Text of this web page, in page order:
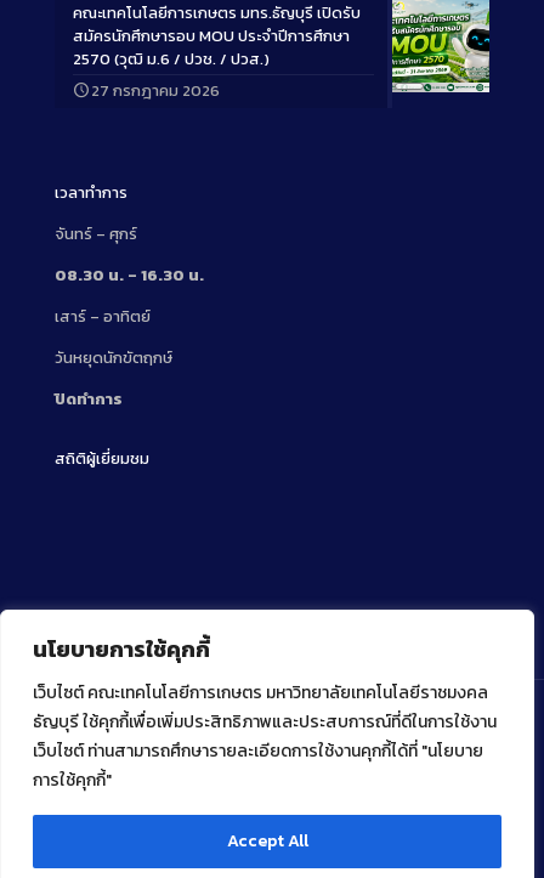
นโยบายการใช้คุกกี้
เว็บไซต์ คณะเทคโนโลยีการเกษตร มหาวิทยาลัยเทคโนโลยีราชมงคล
ธัญบุรี ใช้คุกกี้เพื่อเพิ่มประสิทธิภาพและประสบการณ์ที่ดีในการใช้งาน
เว็บไซต์ ท่านสามารถศึกษารายละเอียดการใช้งานคุกกี้ได้ที่ "นโยบาย
การใช้คุกกี้"
Accept All
Long
คณะเทคโนโลยีการเกษตร มทร.ธัญบุรี เปิดรับ
สมัครนักศึกษารอบ MOU ประจำปีการศึกษา
2570 (วุฒิ ม.6 / ปวช. / ปวส.)
27 กรกฎาคม 2026
เวลาทำการ
จันทร์ – ศุกร์
08.30 น. – 16.30 น.
เสาร์ – อาทิตย์
วันหยุดนักขัตฤกษ์
ปิดทำการ
สถิติผู้เยี่ยมชม
Copyright ⓒ 2022 คณะเทคโนโลยีการเกษตร มหาวิทยาลัย